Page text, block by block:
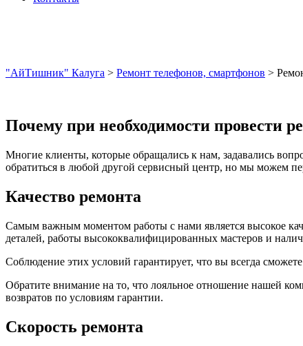
"АйТишник" Калуга > Ремонт телефонов, смартфонов >
Почему при необходимости провести
Многие клиенты, которые обращались к нам, задавались
обратиться в любой другой сервисный центр, но мы можем
Качество ремонта
Самым важным моментом работы с нами является высокое
деталей, работы высококвалифицированных мастеров и
Соблюдение этих условий гарантирует, что вы всегда
Обратите внимание на то, что лояльное отношение нашей
возвратов по условиям гарантии.
Скорость ремонта